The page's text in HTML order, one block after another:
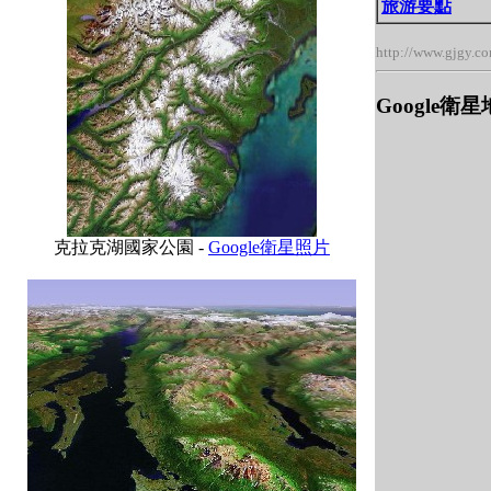
克拉克湖國家公園 - Google衛星照片
旅游要點
http://
Google衛星